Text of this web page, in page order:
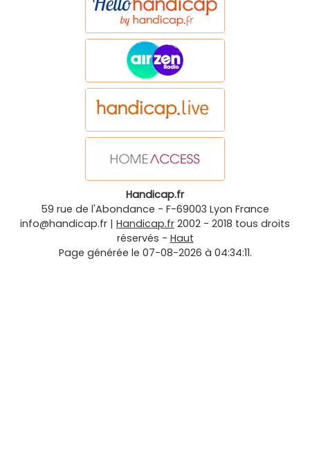
Handicap.fr
59 rue de l'Abondance - F-69003 Lyon France
info@handicap.fr | Handicap.fr 2002 - 2018 tous droits
réservés - Haut
Page générée le 07-08-2026 à 04:34:11.